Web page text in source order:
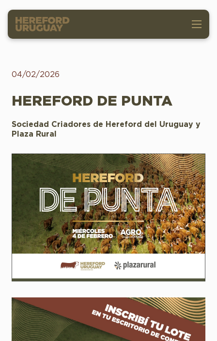
04/02/2026
HEREFORD DE PUNTA
Sociedad Criadores de Hereford del Uruguay y
Plaza Rural